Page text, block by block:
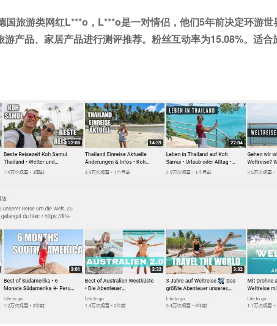
国旅游类网红L***o，L***o是一对情侣，他们5年前决定环游
产品、家居产品进行测评推荐。粉丝互动率为15.08%。 适合